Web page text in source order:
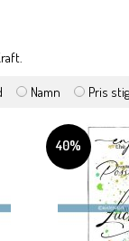
Namn Pris
40%